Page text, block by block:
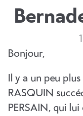
Bonjour,
Il y a un peu
RASQUIN
PERSAIN, qui